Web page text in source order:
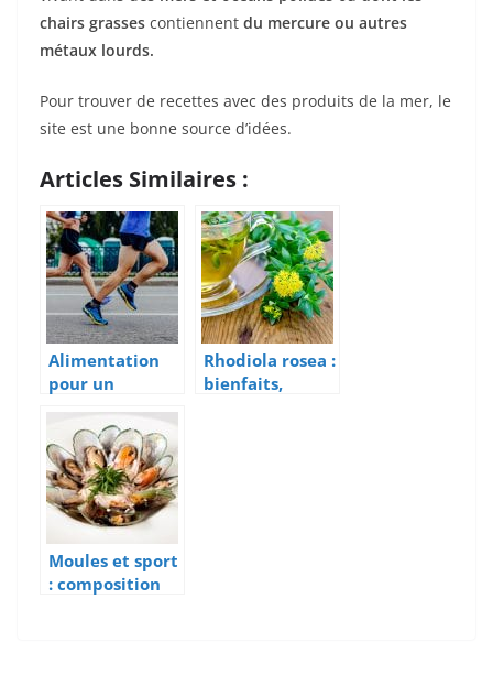
chairs grasses contiennent du mercure ou autres
métaux lourds.
Pour trouver de recettes avec des produits de la mer, le
site est une bonne source d’idées.
Articles Similaires :
Alimentation
pour un
marathon :
menus et
conseils!
Rhodiola rosea :
bienfaits,
Moules et sport
: composition